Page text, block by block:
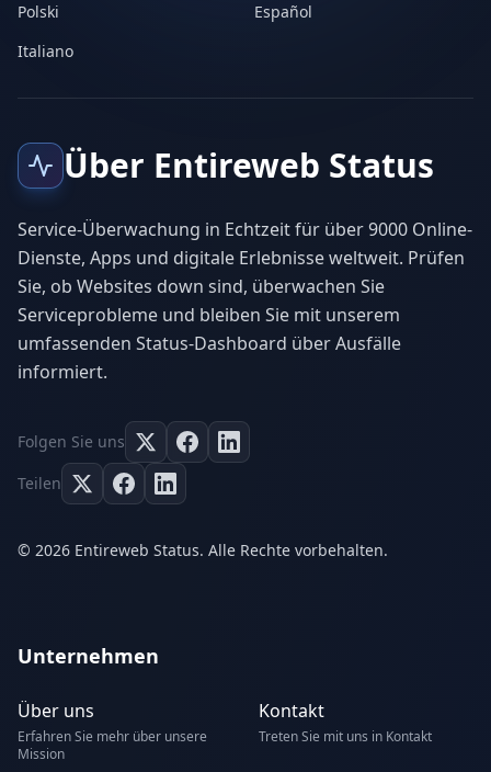
Polski
Español
Italiano
Über Entireweb Status
Service-Überwachung in Echtzeit für über 9000 Online-
Dienste, Apps und digitale Erlebnisse weltweit. Prüfen
Sie, ob Websites down sind, überwachen Sie
Serviceprobleme und bleiben Sie mit unserem
umfassenden Status-Dashboard über Ausfälle
informiert.
Folgen Sie uns
Teilen
© 2026 Entireweb Status. Alle Rechte vorbehalten.
Unternehmen
Über uns
Erfahren Sie mehr über unsere
Mission
Kontakt
Treten Sie mit uns in Kontakt